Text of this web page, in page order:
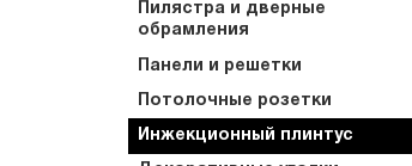
Пилястра и дверные
обрамления
Панели и решетки
Потолочные розетки
Инжекционный плинтус